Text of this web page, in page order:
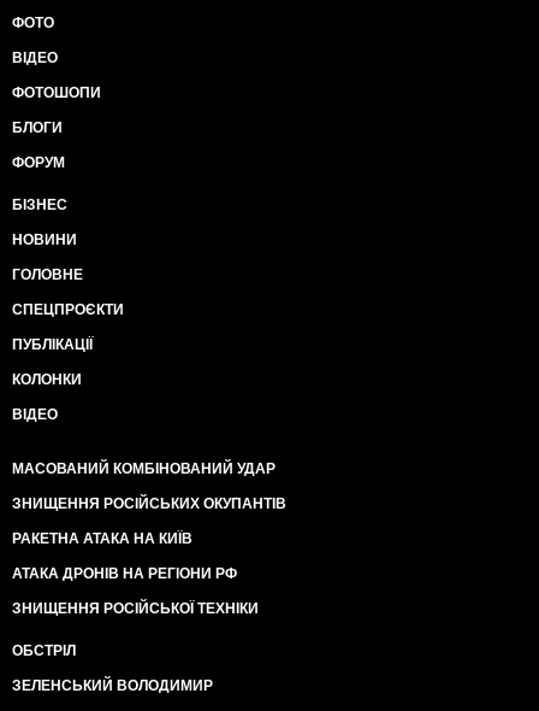
ФОТО
ВІДЕО
ФОТОШОПИ
БЛОГИ
ФОРУМ
БІЗНЕС
НОВИНИ
ГОЛОВНЕ
СПЕЦПРОЄКТИ
ПУБЛІКАЦІЇ
КОЛОНКИ
ВІДЕО
МАСОВАНИЙ КОМБІНОВАНИЙ УДАР
ЗНИЩЕННЯ РОСІЙСЬКИХ ОКУПАНТІВ
РАКЕТНА АТАКА НА КИЇВ
АТАКА ДРОНІВ НА РЕГІОНИ РФ
ЗНИЩЕННЯ РОСІЙСЬКОЇ ТЕХНІКИ
ОБСТРІЛ
ЗЕЛЕНСЬКИЙ ВОЛОДИМИР